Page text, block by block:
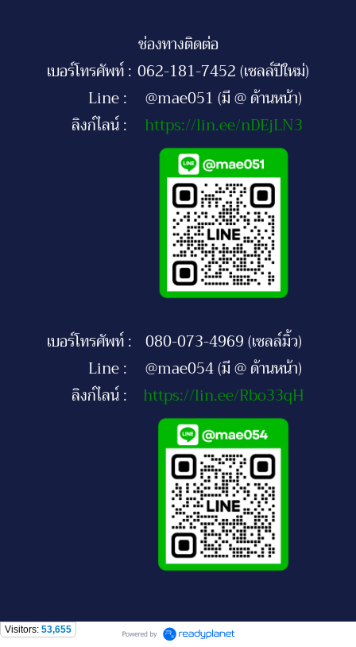
ช่องทางติดต่อ
เบอร์โทรศัพท์ : 062-181-7452 (เซลล์ปีใหม่)
Line :
@mae051 (มี @ ด้านหน้า)
ลิงก์ไลน์ :
https://lin.ee/nDEjLN3
เบอร์โทรศัพท์ : 080-073-4969 (เซลล์มิ้ว)
Line :
@mae054 (มี @ ด้านหน้า)
ลิงก์ไลน์ :
https://lin.ee/Rbo33qH
Visitors: 53,655